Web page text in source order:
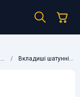
Вкладиші шатунні RE534185, JD